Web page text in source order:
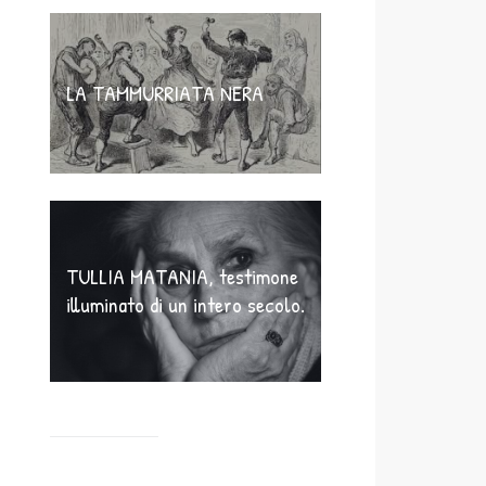
LA TAMMURRIATA NERA
TULLIA MATANIA, testimone
illuminato di un intero secolo.